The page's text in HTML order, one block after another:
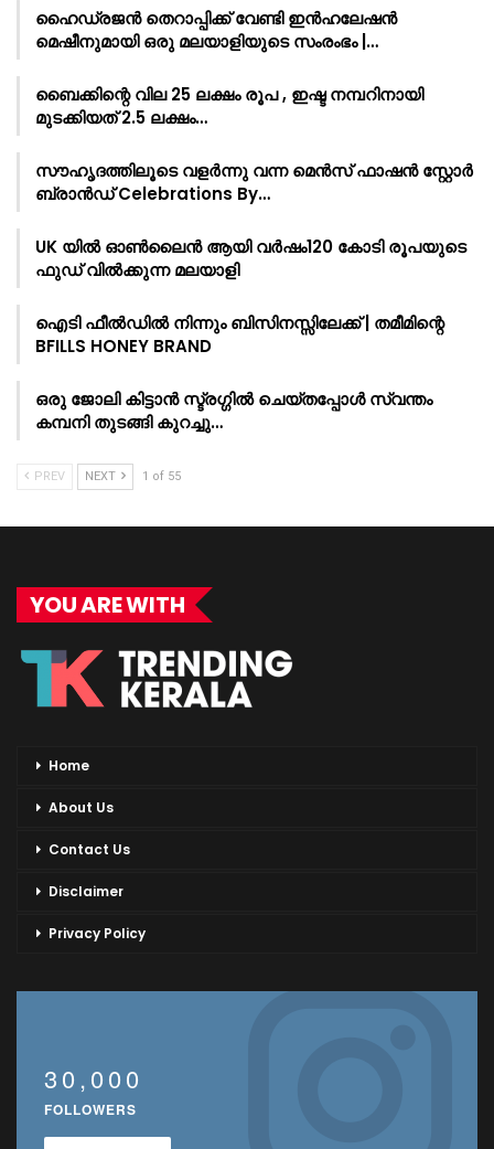
ഹൈഡ്രജൻ തെറാപ്പിക്ക് വേണ്ടി ഇൻഹലേഷൻ
മെഷീനുമായി ഒരു മലയാളിയുടെ സംരംഭം |…
ബൈക്കിന്റെ വില 25 ലക്ഷം രൂപ , ഇഷ്ട നമ്പറിനായി
മുടക്കിയത് 2.5 ലക്ഷം…
സൗഹൃദത്തിലൂടെ വളർന്നു വന്ന മെൻസ് ഫാഷൻ സ്റ്റോർ
ബ്രാൻഡ് Celebrations By…
UK യിൽ ഓൺലൈൻ ആയി വർഷം120 കോടി രൂപയുടെ
ഫുഡ് വിൽക്കുന്ന മലയാളി
ഐടി ഫീൽഡിൽ നിന്നും ബിസിനസ്സിലേക്ക് | തമീമിന്റെ
BFILLS HONEY BRAND
ഒരു ജോലി കിട്ടാൻ സ്ട്രഗ്ഗിൽ ചെയ്തപ്പോൾ സ്വന്തം
കമ്പനി തുടങ്ങി കുറച്ചു…
PREV NEXT 1 of 55
YOU ARE WITH
Home
About Us
Contact Us
Disclaimer
Privacy Policy
30,000
FOLLOWERS